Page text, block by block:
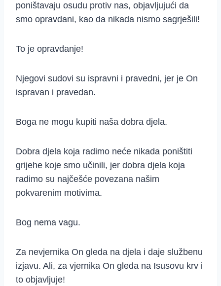
poništavaju osudu protiv nas, objavljujući da
smo opravdani, kao da nikada nismo sagrješili!
To je opravdanje!
Njegovi sudovi su ispravni i pravedni, jer je On
ispravan i pravedan.
Boga ne mogu kupiti naša dobra djela.
Dobra djela koja radimo neće nikada poništiti
grijehe koje smo učinili, jer dobra djela koja
radimo su najčešće povezana našim
pokvarenim motivima.
Bog nema vagu.
Za nevjernika On gleda na djela i daje službenu
izjavu. Ali, za vjernika On gleda na Isusovu krv i
to objavljuje!